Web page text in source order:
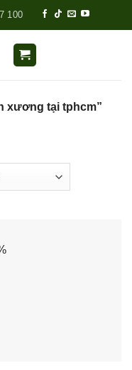
100
xương tại tphcm”